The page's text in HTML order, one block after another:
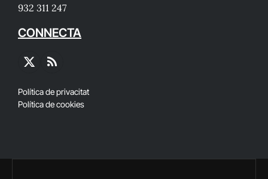
932 311 247
CONNECTA
X
RSS
Política de privacitat
Política de cookies